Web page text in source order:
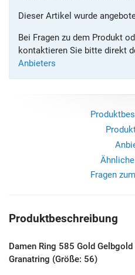
Dieser Artikel wurde
Bei Fragen zu dem Produkt
kontaktieren Sie bitte direkt
Anbieters
Fragen
Produktbeschreibung
Damen Ring 585 Gold
Granatring (Größe: 56)